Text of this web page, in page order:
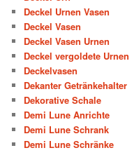
Deckel Urnen Vasen
Deckel Vasen
Deckel Vasen Urnen
Deckel vergoldete Urnen
Deckelvasen
Dekanter Getränkehalter
Dekorative Schale
Demi Lune Anrichte
Demi Lune Schrank
Demi Lune Schränke